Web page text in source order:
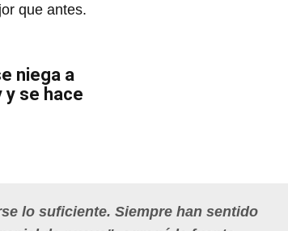
que antes.
niega a
y se hace
lo suficiente. Siempre han sentido